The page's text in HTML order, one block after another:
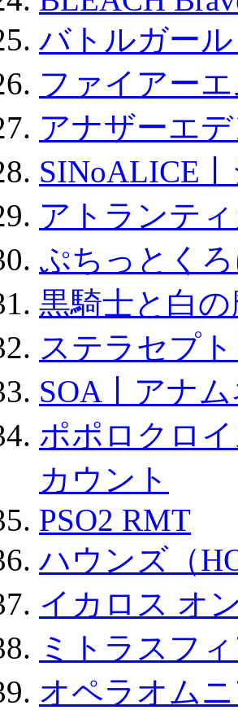
バトルガー
ファイアー
アナザーエ
SINoALICE
アトランテ
ぷちっとく
黒騎士と白の
ステラセプ
SOA丨アナ
ポポロクロ
カウント
PSO2 RMT
ハウンズ（
イカロス オ
ミトラスフ
オペラオム